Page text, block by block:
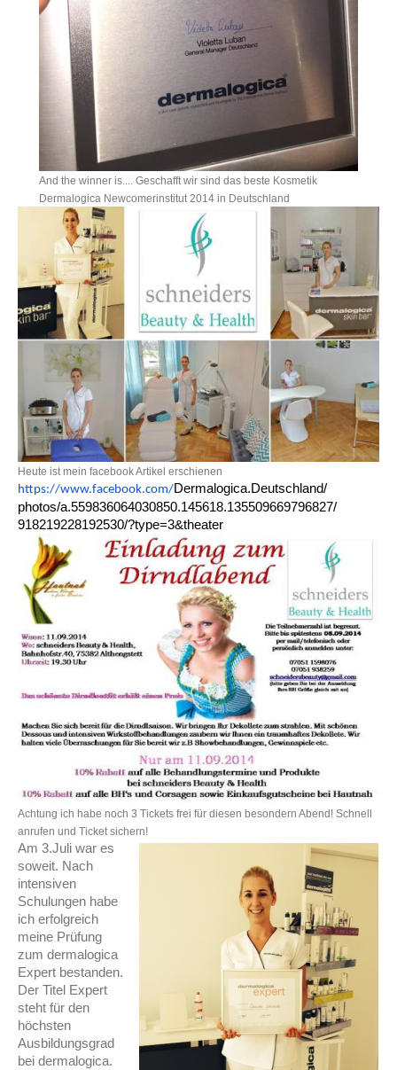
And the winner is.... Geschafft wir sind das beste Kosmetik
Dermalogica Newcomerinstitut 2014 in Deutschland
Heute ist mein facebook Artikel erschienen
https://www.facebook.com/Dermalogica.Deutschland/
photos/a.559836064030850.145618.135509669796827/
918219228192530/?type=3&theater
Achtung ich habe noch 3 Tickets frei für diesen besondern Abend! Schnell
anrufen und Ticket sichern!
Am 3.Juli war es
soweit. Nach
intensiven
Schulungen habe
ich erfolgreich
meine Prüfung
zum dermalogica
Expert bestanden.
Der Titel Expert
steht für den
höchsten
Ausbildungsgrad
bei dermalogica.